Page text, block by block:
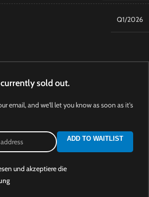
Q1/2026
sold out.
email, and we'll let you know as soon as it's
ADD TO WAITLIST
und akzeptiere die